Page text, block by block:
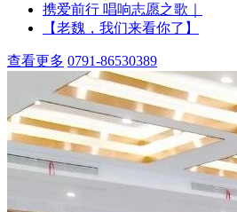
携爱前行 唱响志愿之歌｜
【老魏，我们来看你了】
查看更多 0791-86530389